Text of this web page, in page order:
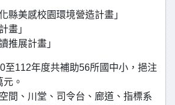
縣美感校園環境營造計畫」
畫」
推展計畫」
至112年度共補助56所國中小，挹注
。
間、川堂、司令台、廊道、指標系